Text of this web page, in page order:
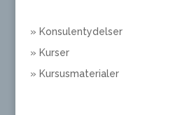
» Konsulentydelser
» Kurser
» Kursusmaterialer